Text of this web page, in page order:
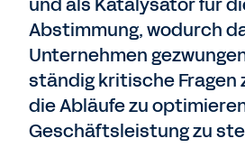
Abstimmung, wodurch
Unternehmen
ständig kritische Fragen
die Abläufe zu
Geschäftsleistung zu